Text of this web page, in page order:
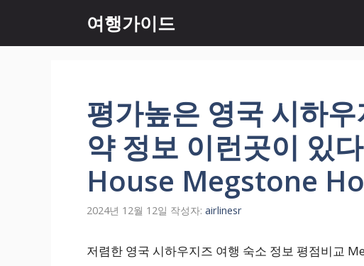
츠
여행가이드
평가높은 영국 시하
약 정보 이런곳이 있
House Megstone
2024년 12월 12일 작성자: airlinesr
저렴한 영국 시하우지즈 여행 숙소 정보 평점비교